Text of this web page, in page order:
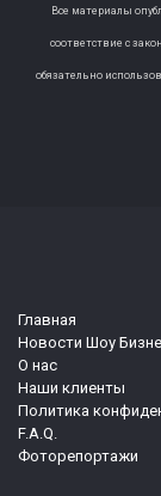
Все материалы
соответствие с
обязательно
Главная
Новости Шоу
О нас
Наши клиенты
Политика
F.A.Q.
Фоторепортажи